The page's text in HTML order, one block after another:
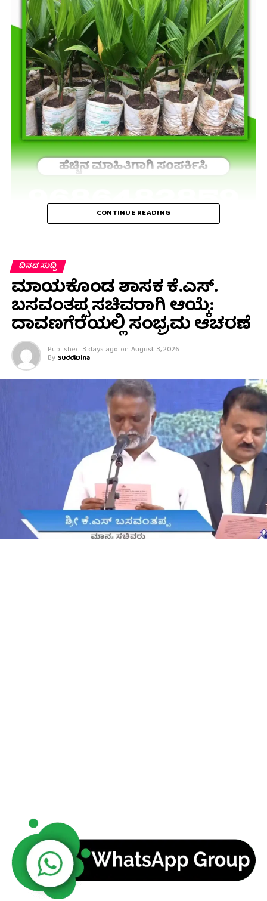
CONTINUE READING
ದಿನದ ಸುದ್ದಿ
ಮಾಯಕೊಂಡ ಶಾಸಕ ಕೆ.ಎಸ್.
ಬಸವಂತಪ್ಪ ಸಚಿವರಾಗಿ ಆಯ್ಕೆ:
ದಾವಣಗೆರೆಯಲ್ಲಿ ಸಂಭ್ರಮ ಆಚರಣೆ
Published 3 days ago on August 3, 2026
By SuddiDina